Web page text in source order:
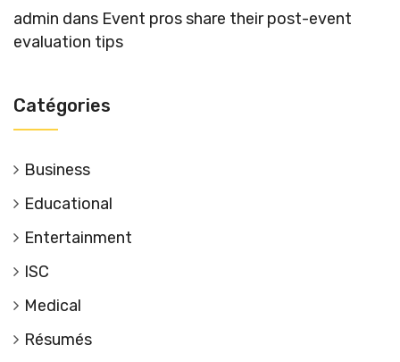
admin dans Event pros share their post-event
evaluation tips
Catégories
Business
Educational
Entertainment
ISC
Medical
Résumés